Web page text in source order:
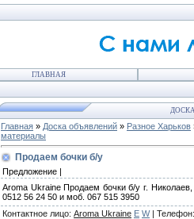
ГЛАВНАЯ
Главная » Доска объявлений » Разное Харьков
материалы
Продаем бочки б/у
Предложение |
Aroma Ukraine Продаем бочки б/у г.
0512 56 24 50 и моб. 067 515 3950
Контактное лицо: Aroma Ukraine E W| Телефон